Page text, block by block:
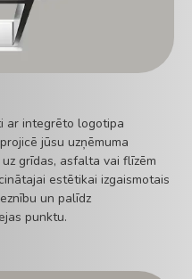
ar integrēto logotipa
jūsu uzņēmuma
grīdas, asfalta vai flīzēm
estētikai izgaismotais
un palīdz
punktu.